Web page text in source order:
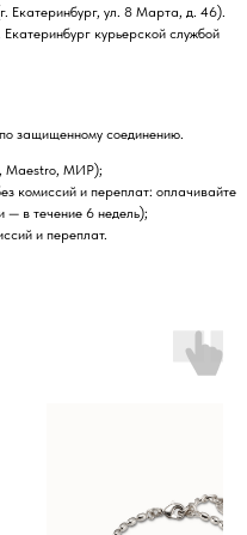
Екатеринбург, ул. 8 Марта, д. 46).
курьерской службой
защищенному соединению.
Maestro, МИР);
комиссий и переплат: оплачивайте
— в течение 6 недель);
и переплат.